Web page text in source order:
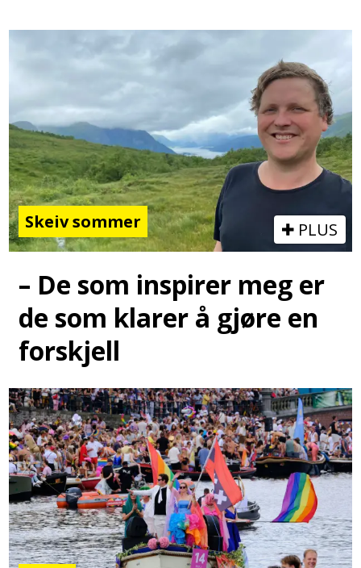
Skeiv sommer PLUS
– De som inspirer meg er
de som klarer å gjøre en
forskjell